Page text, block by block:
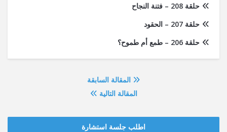
حلقة 208 – فتنة النجاح
حلقة 207 – الحقود
حلقة 206 – طمع أم طموح؟
المقالة السابقة
المقالة التالية
اطلب جلسة استشارة